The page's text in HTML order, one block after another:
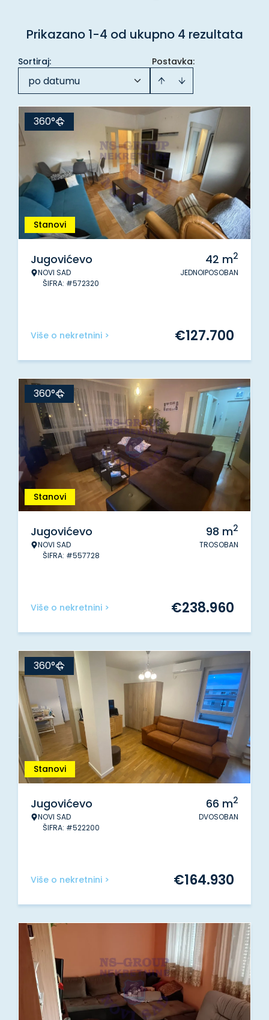
Prikazano 1-4 od ukupno 4 rezultata
Postavka:
Sortiraj:
po datumu
Stanovi
360°
Jugovićevo
NOVI SAD
ŠIFRA: #572320
42 m2
JEDNOIPOSOBAN
Više o nekretnini > €127.700
Stanovi
360°
Jugovićevo
NOVI SAD
ŠIFRA: #557728
98 m2
TROSOBAN
Više o nekretnini > €238.960
Stanovi
360°
Jugovićevo
NOVI SAD
ŠIFRA: #522200
66 m2
DVOSOBAN
Više o nekretnini > €164.930